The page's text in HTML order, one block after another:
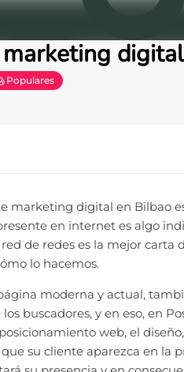
Populares
marketing digital en Bilbao
en internet es algo
de redes es la mejor carta
lo hacemos.
moderna y actual,
buscadores, y en eso, en
web, el
su cliente aparezca en la